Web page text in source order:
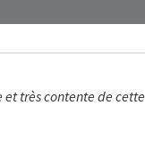
très contente de cette